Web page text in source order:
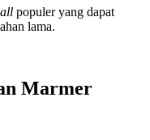
populer yang dapat
lama.
Marmer